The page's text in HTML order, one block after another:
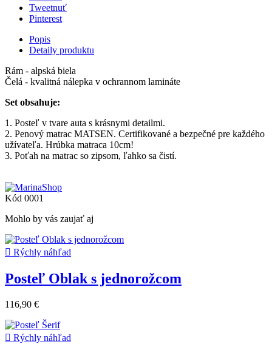
Tweetnuť
Pinterest
Popis
Detaily produktu
Rám - alpská biela
Čelá - kvalitná nálepka v ochrannom lamináte
Set obsahuje:
1. Posteľ v tvare auta s krásnymi detailmi.
2. Penový matrac MATSEN. Certifikované a bezpečné pre každého
užívateľa. Hrúbka matraca 10cm!
3. Poťah na matrac so zipsom, ľahko sa čistí.
Kód 0001
Mohlo by vás zaujať aj
 Rýchly náhľad
Posteľ Oblak s jednorožcom
116,90 €
 Rýchly náhľad